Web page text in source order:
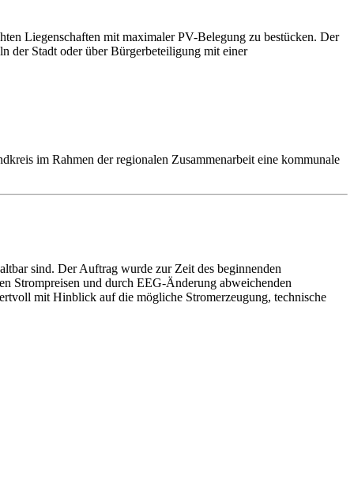
Liegenschaften mit maximaler PV-Belegung zu bestücken. Der
der Stadt oder über Bürgerbeteiligung mit einer
im Rahmen der regionalen Zusammenarbeit eine kommunale
sind. Der Auftrag wurde zur Zeit des beginnenden
Strompreisen und durch EEG-Änderung abweichenden
mit Hinblick auf die mögliche Stromerzeugung, technische